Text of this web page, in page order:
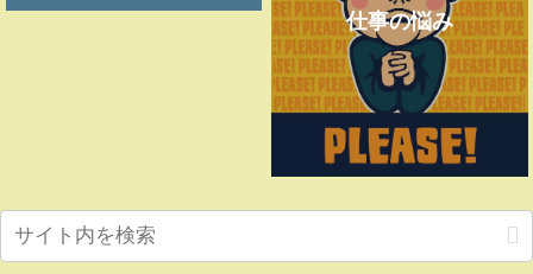
仕事の悩み